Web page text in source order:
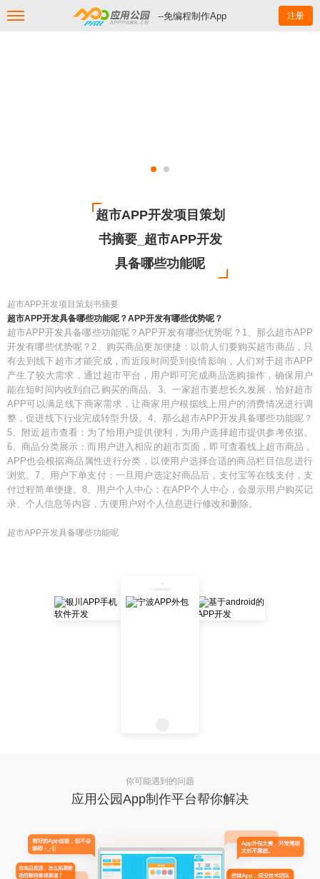
--免编程制作App 注册
超市APP开发项目策划
书摘要_超市APP开发
具备哪些功能呢
超市APP开发项目策划书摘要
超市APP开发具备哪些功能呢？APP开发有哪些优势呢？
超市APP开发具备哪些功能呢？APP开发有哪些优势呢？1、那么超市APP
开发有哪些优势呢？2、购买商品更加便捷：以前人们要购买超市商品，只
有去到线下超市才能完成，而近段时间受到疫情影响，人们对于超市APP
产生了较大需求，通过超市平台，用户即可完成商品选购操作，确保用户
能在短时间内收到自己购买的商品。3、一家超市要想长久发展，恰好超市
APP可以满足线下商家需求，让商家用户根据线上用户的消费情况进行调
整，促进线下行业完成转型升级。4、那么超市APP开发具备哪些功能呢？
5、附近超市查看：为了给用户提供便利，为用户选择超市提供参考依据。
6、商品分类展示：而用户进入相应的超市页面，即可查看线上超市商品，
APP也会根据商品属性进行分类，以便用户选择合适的商品栏目信息进行
浏览。7、用户下单支付：一旦用户选定好商品后，支付宝等在线支付，支
付过程简单便捷。8、用户个人中心：在APP个人中心，会显示用户购买记
录、个人信息等内容，方便用户对个人信息进行修改和删除。
超市APP开发具备哪些功能呢
你可能遇到的问题
应用公园App制作平台帮你解决